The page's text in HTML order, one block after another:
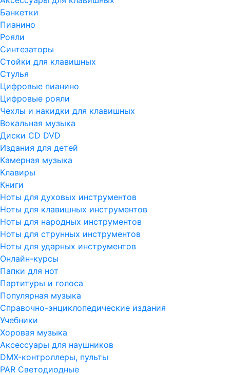
Банкетки
Пианино
Рояли
Синтезаторы
Стойки для клавишных
Стулья
Цифровые пианино
Цифровые рояли
Чехлы и накидки для клавишных
Вокальная музыка
Диски CD DVD
Издания для детей
Камерная музыка
Клавиры
Книги
Ноты для духовых инструментов
Ноты для клавишных инструментов
Ноты для народных инструментов
Ноты для струнных инструментов
Ноты для ударных инструментов
Онлайн-курсы
Папки для нот
Партитуры и голоса
Популярная музыка
Справочно-энциклопедические издания
Учебники
Хоровая музыка
Аксессуары для наушников
DMX-контроллеры, пульты
PAR Светодиодные